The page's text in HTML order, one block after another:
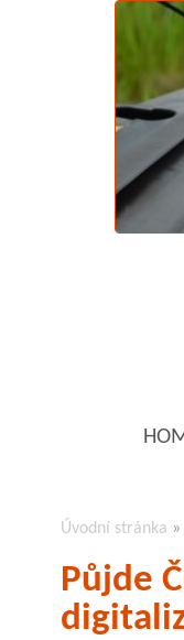
Úvodní stránka »
Půjde